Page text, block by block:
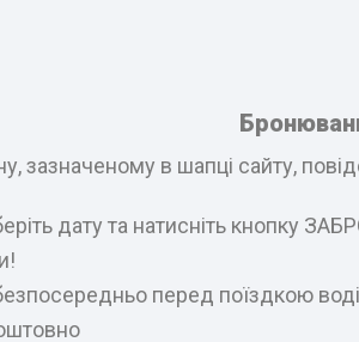
зазначеному в шапці сайту,
дату та натисніть кнопку
перед поїздкою